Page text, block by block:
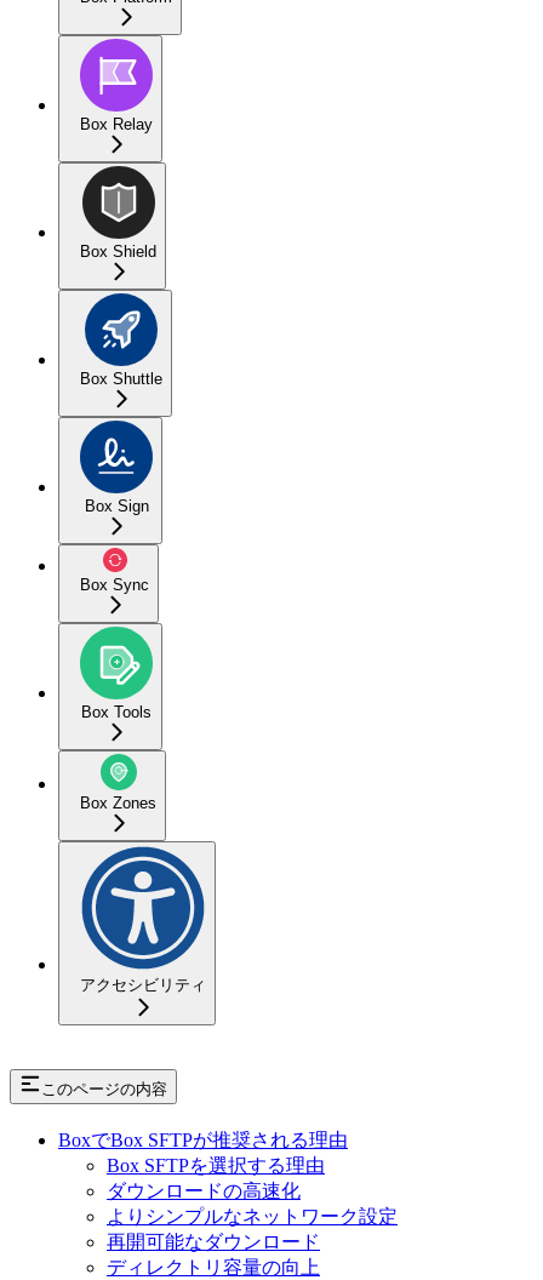
Box Relay
Box Shield
Box Shuttle
Box Sign
Box Sync
Box Tools
Box Zones
アクセシビリティ
このページの内容
BoxでBox SFTPが推奨される理由
Box SFTPを選択する理由
ダウンロードの高速化
よりシンプルなネットワーク設定
再開可能なダウンロード
ディレクトリ容量の向上